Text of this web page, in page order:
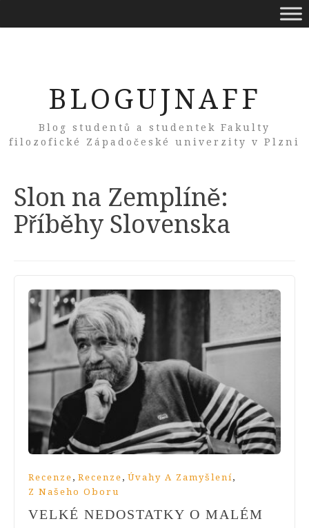
BLOGUJNAFF
Blog studentů a studentek Fakulty
filozofické Západočeské univerzity v Plzni
Tag:
Slon na Zemplíně:
Příběhy Slovenska
Recenze , Recenze , Úvahy A Zamyšlení,
Z Našeho Oboru
VELKÉ NEDOSTATKY O MALÉM